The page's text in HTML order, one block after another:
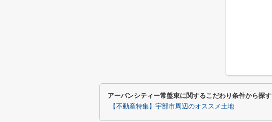
アーバンシティー常盤東に関するこだわり条件から探す
【不動産特集】宇部市周辺のオススメ土地